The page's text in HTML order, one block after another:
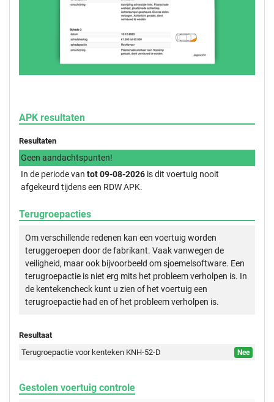
APK resultaten
Resultaten
Geen aandachtspunten!
In de periode van tot 09-08-2026 is dit voertuig nooit
afgekeurd tijdens een RDW APK.
Terugroepacties
Om verschillende redenen kan een voertuig worden
teruggeroepen door de fabrikant. Vaak vanwegen de
veiligheid, maar ook bijvoorbeeld om sjoemelsoftware. Een
terugroepactie is niet erg mits het probleem verholpen is. In
de kentekencheck kunt u zien of het voertuig een
terugroepactie had en of het probleem verholpen is.
Resultaat
Terugroepactie voor kenteken KNH-52-D
Nee
Gestolen voertuig controle